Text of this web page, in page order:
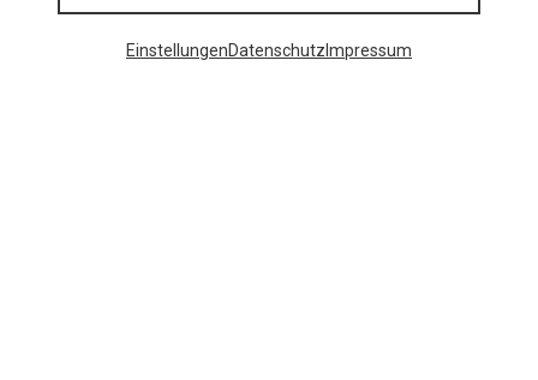
EinstellungenDatenschutz Impressum